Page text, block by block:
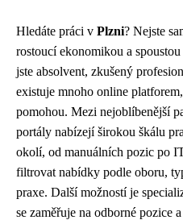
Hledáte práci v Plzni? Nejste
rostoucí ekonomikou a
jste absolvent, zkušený
existuje mnoho online
pomohou. Mezi nejoblíbenější
portály nabízejí širokou škálu
okolí, od manuálních pozic po
filtrovat nabídky podle oboru,
praxe. Další možností je
se zaměřuje na odborné pozice